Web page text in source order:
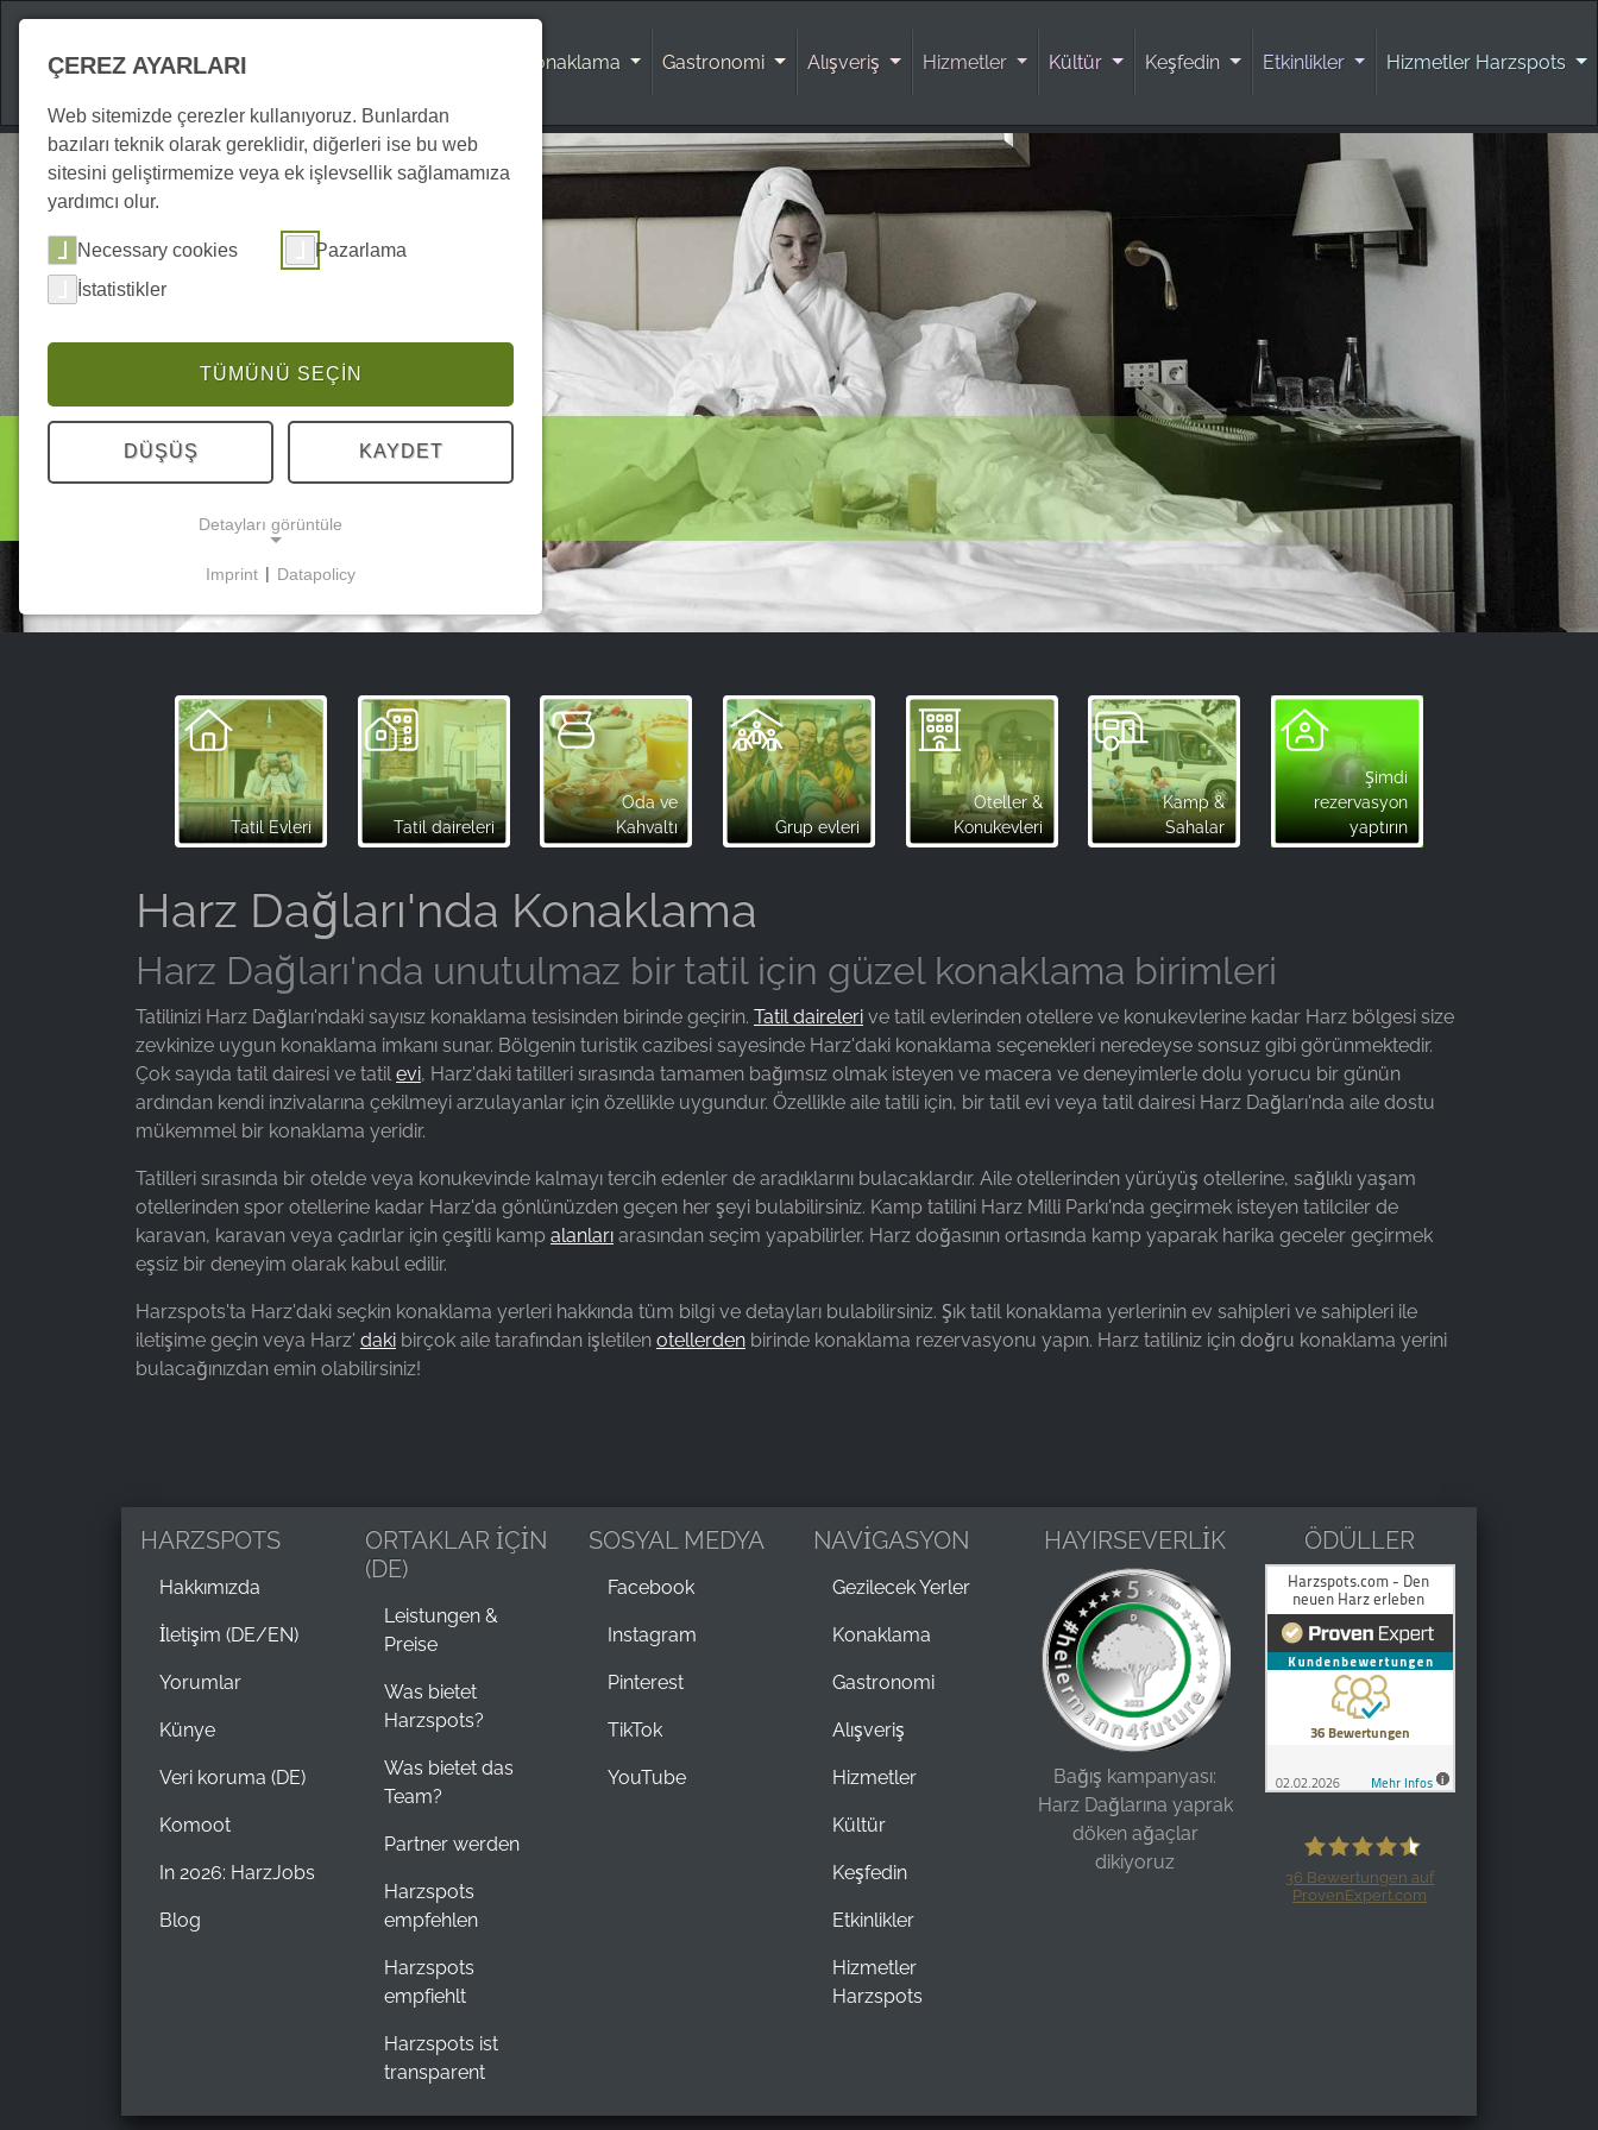
Konaklama Gastronomi Alışveriş Hizmetler Kültür Keşfedin Etkinlikler Hizmetler Harzspots
Konaklama
Tatil Evleri Tatil daireleri
Oda ve
Kahvaltı
Grup evleri
Oteller &
Konukevleri
Kamp &
Sahalar
Şimdi
rezervasyon
yaptırın
Harz Dağları'nda Konaklama
Harz Dağları'nda unutulmaz bir tatil için güzel konaklama birimleri
Tatilinizi Harz Dağları'ndaki sayısız konaklama tesisinden birinde geçirin. Tatil daireleri ve tatil evlerinden otellere ve konukevlerine kadar Harz bölgesi size
zevkinize uygun konaklama imkanı sunar. Bölgenin turistik cazibesi sayesinde Harz'daki konaklama seçenekleri neredeyse sonsuz gibi görünmektedir.
Çok sayıda tatil dairesi ve tatil evi, Harz'daki tatilleri sırasında tamamen bağımsız olmak isteyen ve macera ve deneyimlerle dolu yorucu bir günün
ardından kendi inzivalarına çekilmeyi arzulayanlar için özellikle uygundur. Özellikle aile tatili için, bir tatil evi veya tatil dairesi Harz Dağları'nda aile dostu
mükemmel bir konaklama yeridir.
Tatilleri sırasında bir otelde veya konukevinde kalmayı tercih edenler de aradıklarını bulacaklardır. Aile otellerinden yürüyüş otellerine, sağlıklı yaşam
otellerinden spor otellerine kadar Harz'da gönlünüzden geçen her şeyi bulabilirsiniz. Kamp tatilini Harz Milli Parkı'nda geçirmek isteyen tatilciler de
karavan, karavan veya çadırlar için çeşitli kamp alanları arasından seçim yapabilirler. Harz doğasının ortasında kamp yaparak harika geceler geçirmek
eşsiz bir deneyim olarak kabul edilir.
Harzspots'ta Harz'daki seçkin konaklama yerleri hakkında tüm bilgi ve detayları bulabilirsiniz. Şık tatil konaklama yerlerinin ev sahipleri ve sahipleri ile
iletişime geçin veya Harz' daki birçok aile tarafından işletilen otellerden birinde konaklama rezervasyonu yapın. Harz tatiliniz için doğru konaklama yerini
bulacağınızdan emin olabilirsiniz!
HARZSPOTS
Hakkımızda
İletişim (DE/EN)
Yorumlar
Künye
Veri koruma (DE)
Komoot
In 2026: HarzJobs
Blog
ORTAKLAR İÇİN
(DE)
Leistungen &
Preise
Was bietet
Harzspots?
Was bietet das
Team?
Partner werden
Harzspots
empfehlen
Harzspots
empfiehlt
Harzspots ist
transparent
SOSYAL MEDYA
Facebook
Instagram
Pinterest
TikTok
YouTube
NAVİGASYON
Gezilecek Yerler
Konaklama
Gastronomi
Alışveriş
Hizmetler
Kültür
Keşfedin
Etkinlikler
Hizmetler
Harzspots
HAYIRSEVERLİK
Bağış kampanyası:
Harz Dağlarına yaprak
döken ağaçlar
dikiyoruz
ÖDÜLLER
36 Bewertungen auf
ProvenExpert.com
ÇEREZ AYARLARI
Web sitemizde çerezler kullanıyoruz. Bunlardan
bazıları teknik olarak gereklidir, diğerleri ise bu web
sitesini geliştirmemize veya ek işlevsellik sağlamamıza
yardımcı olur.
Necessary cookies
Pazarlama
İstatistikler
TÜMÜNÜ SEÇIN
DÜŞÜŞ KAYDET
Detayları görüntüle
Bu çerezler temel işlevselliği sağlar ve web
PAZARLAMA
Pazarlama çerezleri üçüncü taraflarca
kişiselleştirilmiş reklamlar göstermek için kullanılır.
_fbp, fr, _fbq, fbq
Facebook Ireland Ltd.
Purpose:
Cookie
duration:
İSTATISTIKLER
İstatistik Çerezleri anonim olarak bilgi toplar. Bu
Google LLC
istatistiklerin toplanması
24 saat - 2 yıl
Imprint | Datapolicy